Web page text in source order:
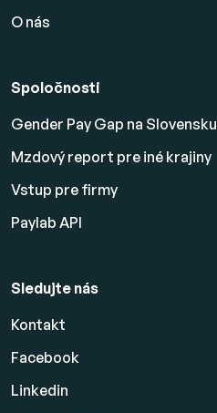
O nás
Spoločnosti
Gender Pay Gap na Slovensku
Mzdový report pre iné krajiny
Vstup pre firmy
Paylab API
Sledujte nás
Kontakt
Facebook
Linkedin